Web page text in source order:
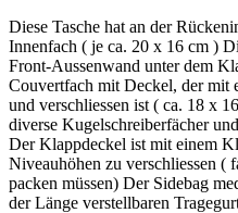
Diese Tasche hat an der
Innenfach ( je ca. 20 x 16 cm )
Front-Aussenwand unter dem
Couvertfach mit Deckel, der mit
und verschliessen ist ( ca. 18 x
diverse Kugelschreiberfächer
Der Klappdeckel ist mit einem
Niveauhöhen zu verschliessen (
packen müssen) Der Sidebag
der Länge verstellbaren